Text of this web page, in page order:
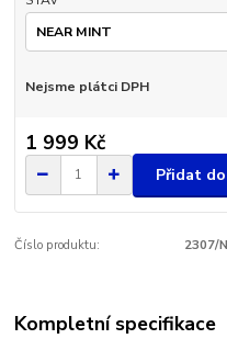
Nejsme plátci DPH
1 999 Kč
Přidat
Číslo produktu: 2307/
Kompletní specifikace